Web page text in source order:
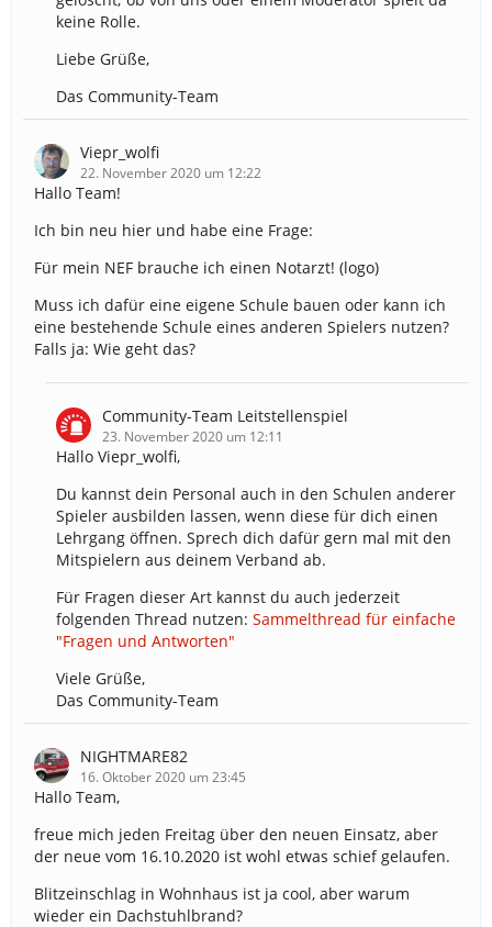
keine Rolle.
Liebe Grüße,
Das Community-Team
Viepr_wolfi
22. November 2020 um 12:22
Hallo Team!
Ich bin neu hier und habe eine Frage:
Für mein NEF brauche ich einen Notarzt! (logo)
Muss ich dafür eine eigene Schule bauen oder kann ich
eine bestehende Schule eines anderen Spielers nutzen?
Falls ja: Wie geht das?
Community-Team Leitstellenspiel
23. November 2020 um 12:11
Hallo Viepr_wolfi,
Du kannst dein Personal auch in den Schulen anderer
Spieler ausbilden lassen, wenn diese für dich einen
Lehrgang öffnen. Sprech dich dafür gern mal mit den
Mitspielern aus deinem Verband ab.
Für Fragen dieser Art kannst du auch jederzeit
folgenden Thread nutzen: Sammelthread für einfache
"Fragen und Antworten"
Viele Grüße,
Das Community-Team
NIGHTMARE82
16. Oktober 2020 um 23:45
Hallo Team,
freue mich jeden Freitag über den neuen Einsatz, aber
der neue vom 16.10.2020 ist wohl etwas schief gelaufen.
Blitzeinschlag in Wohnhaus ist ja cool, aber warum
wieder ein Dachstuhlbrand?